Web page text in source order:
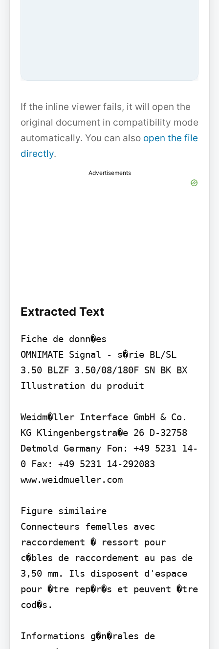
If the inline viewer fails, it will open the
original document in compatibility mode
automatically. You can also open the file
directly.
Advertisements
Extracted Text
Fiche de donn�es
OMNIMATE Signal - s�rie BL/SL
3.50 BLZF 3.50/08/180F SN BK BX
Illustration du produit
Weidm�ller Interface GmbH & Co.
KG Klingenbergstra�e 26 D-32758
Detmold Germany Fon: +49 5231 14-
0 Fax: +49 5231 14-292083
www.weidmueller.com
Figure similaire
Connecteurs femelles avec
raccordement � ressort pour
c�bles de raccordement au pas de
3,50 mm. Ils disposent d'espace
pour �tre rep�r�s et peuvent �tre
cod�s.
Informations g�n�rales de